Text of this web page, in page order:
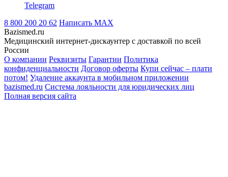
Telegram
8 800 200 20 62 Написать MAX
Bazismed.ru
Медицинский интернет-дискаунтер с доставкой по всей
России
О компании Реквизиты Гарантии Политика
конфиденциальности Договор оферты Купи сейчас – плати
потом! Удаление аккаунта в мобильном приложении
bazismed.ru Система лояльности для юридических лиц
Полная версия сайта